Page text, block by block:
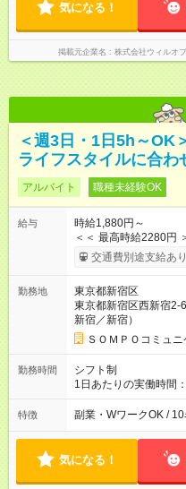
気になる！
掲載元企業名 株式会社ウィルオ
＜週3日・1日5h～OK
ライフスタイルに合わ
アルバイト 職種未経験OK
給与
時給1,880円～
＜＜ 最高時給2280円
＋400円 ■時間加算
22時→時給＋200円
━━━━━━━━━━━━━━━ ■月収例 ◎ロングシフト（週3日×実7h） [1]
金曜日収：15160円
＝79800円 [3]日曜日
月収22万240円 ◎ショートシフト（週3日×実5h） [1]月曜日収：
10400円×4日＝41600
[3]土曜日収：11400円
4200円 【試用期間】試用期間あり 試用期間の長さ：3ヶ月 ※ 雇
態：本採用時と同じで
無
交通費別途支給あり
勤務地
東京都新宿区
東京都新宿区西新宿2-
新宿／新宿）
ＳＯＭＰＯコミュ
勤務時間
シフト制
1日あたりの実働時間
22時 (実7h/休1h） ★
※[B]OJT終了後要相談 ◎下記選択制 （1）曜日固定 週3～・土or
選択可 ▶ご確認 祝日/GW/年末年始等も シフト通りの出勤が必要
です
特徴 副業・WワークOK /
気になる！